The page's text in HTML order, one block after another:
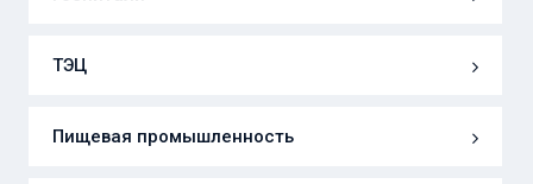
ТЭЦ
Пищевая промышленность